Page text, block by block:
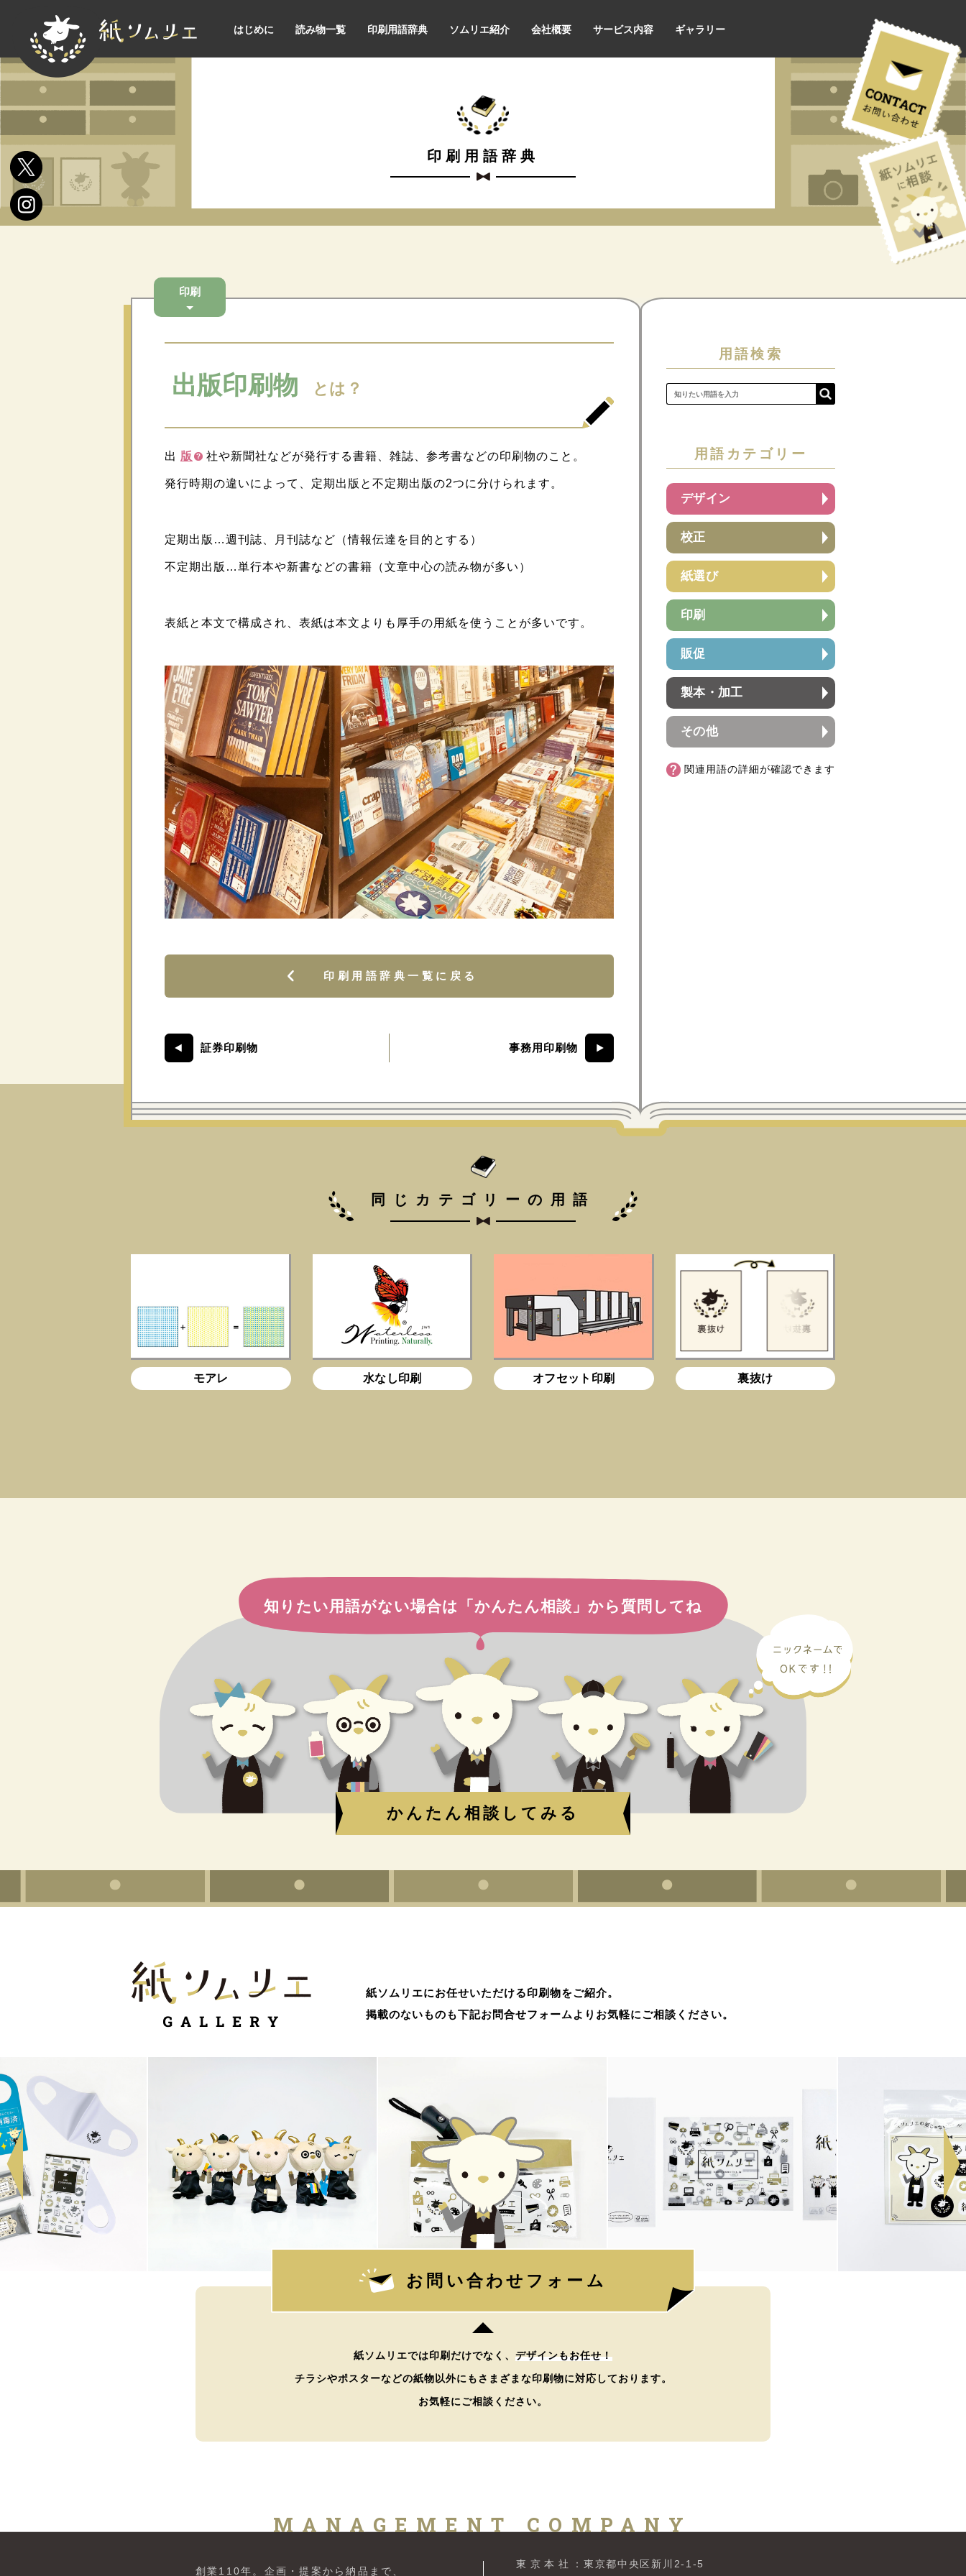
はじめに 読み物一覧 印刷用語辞典 ソムリエ紹介 会社概要 サービス内容 ギャラリー
印刷用語辞典
印刷
出版印刷物 とは？
出 版 社や新聞社などが発行する書籍、雑誌、参考書などの印刷物のこと。
発行時期の違いによって、定期出版と不定期出版の2つに分けられます。
定期出版…週刊誌、月刊誌など（情報伝達を目的とする）
不定期出版…単行本や新書などの書籍（文章中心の読み物が多い）
表紙と本文で構成され、表紙は本文よりも厚手の用紙を使うことが多いです。
印刷用語辞典一覧に戻る
証券印刷物 事務用印刷物
用語検索
用語カテゴリー
デザイン
校正
紙選び
印刷
販促
製本・加工
その他
関連用語の詳細が確認できます
同じカテゴリーの用語
モアレ 水なし印刷 オフセット印刷 裏抜け
知りたい用語がない場合は 「かんたん相談」から質問してね
かんたん相談してみる
紙ソムリエにお任せいただける印刷物をご紹介。
掲載のないものも下記お問合せフォームよりお気軽にご相談ください。
お問い合わせフォーム
紙ソムリエでは印刷だけでなく、 デザインもお任せ！
チラシやポスターなどの紙物以外にもさまざまな印刷物に対応しております。
お気軽にご相談ください。
MANAGEMENT COMPANY
創業110年。 企画・提案から納品まで、
東京本社
：東京都中央区新川2-1-5